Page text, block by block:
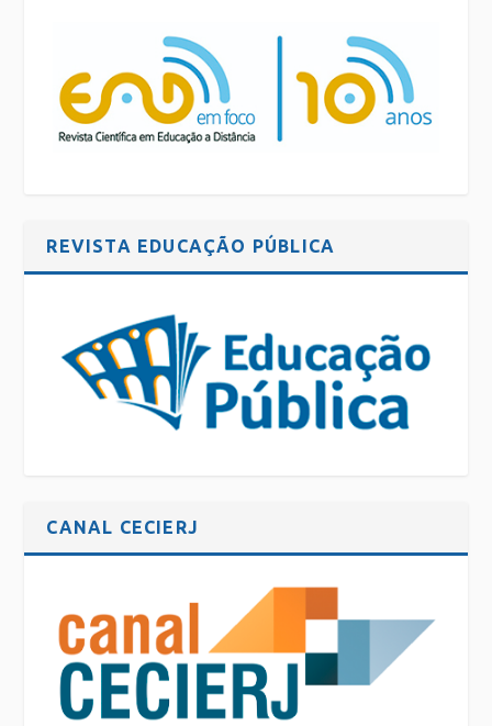
REVISTA EDUCAÇÃO PÚBLICA
CANAL CECIERJ